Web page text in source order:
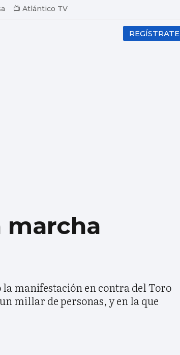
📺 Atlántico TV
REGÍSTRATE
marcha
la manifestación en contra del Toro
millar de personas, y en la que